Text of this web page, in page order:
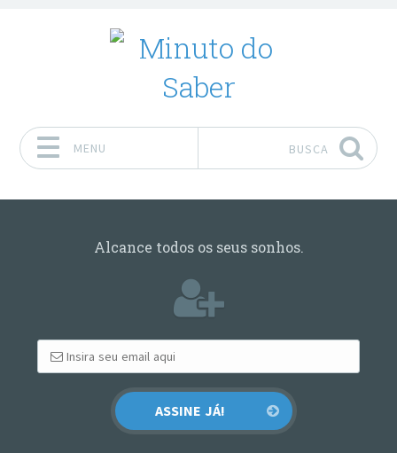
MENU BUSCA
Alcance todos os seus sonhos.